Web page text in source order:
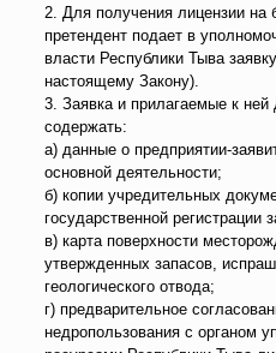
2. Для получения лицензии на
претендент подает в
власти Республики Тыва
настоящему Закону).
3. Заявка и прилагаемые к
содержать:
а) данные о предприятии-
основной деятельности;
б) копии учредительных
государственной регистрации
в) карта поверхности
утвержденных запасов,
геологического отвода;
г) предварительное
недропользования с органом